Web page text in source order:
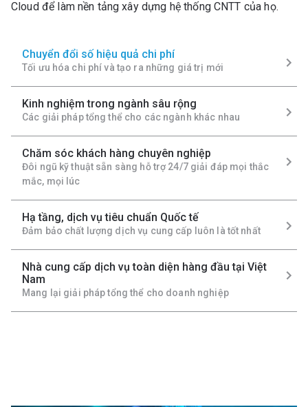
Cloud để làm nền tảng xây dựng hệ thống CNTT của họ.
Chuyển đổi số hiệu quả chi phí
Tối ưu hóa chi phí và tạo ra những giá trị mới
Kinh nghiệm trong ngành sâu rộng
Các giải pháp tổng thể cho các ngành khác nhau
Chăm sóc khách hàng chuyên nghiệp
Đôi ngũ kỹ thuật sẵn sàng hỗ trợ 24/7 giải đáp mọi thắc
mắc, mọi lúc
Hạ tầng, dịch vụ tiêu chuẩn Quốc tế
Đảm bảo chất lượng dịch vụ cung cấp luôn là tốt nhất
Nhà cung cấp dịch vụ toàn diện hàng đầu tại Việt
Nam
Mang lại giải pháp tổng thể cho doanh nghiệp